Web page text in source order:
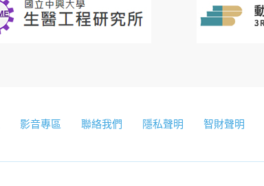
影音專區 聯絡我們 隱私聲明 智財聲明